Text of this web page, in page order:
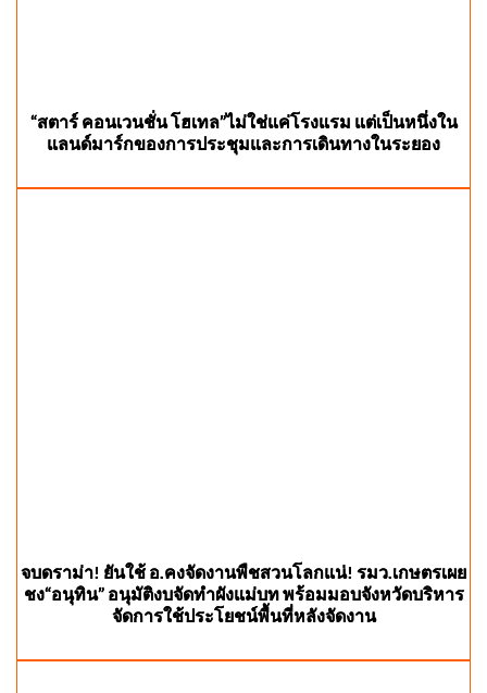
“สตาร์ คอนเวนชั่น โฮเทล”ไม่ใช่แค่โรงแรม แต่เป็นหนึ่งใน
แลนด์มาร์กของการประชุมและการเดินทางในระยอง
จบดราม่า! ยันใช้ อ.คงจัดงานพืชสวนโลกแน่! รมว.เกษตรเผย
ชง“อนุทิน” อนุมัติงบจัดทำผังแม่บท พร้อมมอบจังหวัดบริหาร
จัดการใช้ประโยชน์พื้นที่หลังจัดงาน